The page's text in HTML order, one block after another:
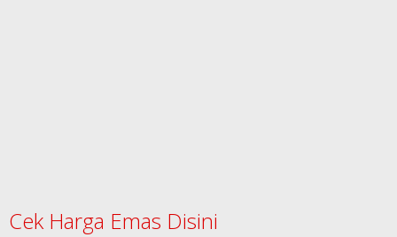
Cek Harga Emas Disini